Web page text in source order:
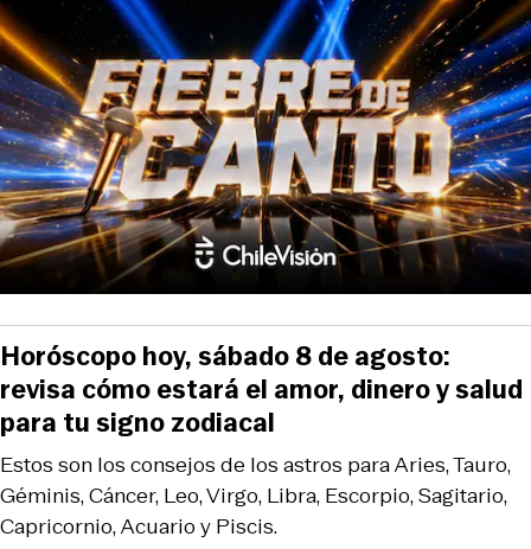
Estos son los consejos de los astros para Aries, Tauro,
Géminis, Cáncer, Leo, Virgo, Libra, Escorpio, Sagitario,
Capricornio, Acuario y Piscis.
Horóscopo hoy, sábado 8 de agosto:
revisa cómo estará el amor, dinero y salud
para tu signo zodiacal